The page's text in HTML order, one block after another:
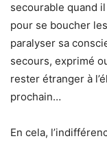
secourable quand
pour se boucher
paralyser sa
secours, exprimé
rester étranger à
prochain…
En cela,